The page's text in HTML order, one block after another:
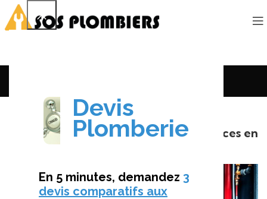
CONSEILS ET MAINTENANCE
Plombier Entretien Chaudière – Services en